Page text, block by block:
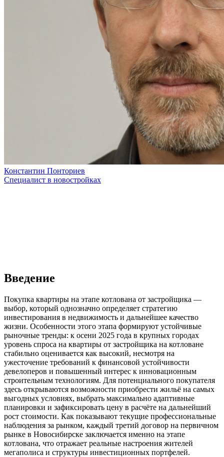
Константин Понториев
Специалист в новостройках
Введение
Покупка квартиры на этапе котлована от застройщика —
выбор, который однозначно определяет стратегию
инвестирования в недвижимость и дальнейшее качество
жизни. Особенности этого этапа формируют устойчивые
рыночные тренды: к осени 2025 года в крупных городах
уровень спроса на квартиры от застройщика на котловане
стабильно оценивается как высокий, несмотря на
ужесточение требований к финансовой устойчивости
девелоперов и повышенный интерес к инновационным
строительным технологиям. Для потенциального покупателя
здесь открываются возможности приобрести жильё на самых
выгодных условиях, выбрать максимально адаптивные
планировки и зафиксировать цену в расчёте на дальнейший
рост стоимости. Как показывают текущие профессиональные
наблюдения за рынком, каждый третий договор на первичном
рынке в Новосибирске заключается именно на этапе
котлована, что отражает реальные настроения жителей
мегаполиса и структуры инвестиционных портфелей.